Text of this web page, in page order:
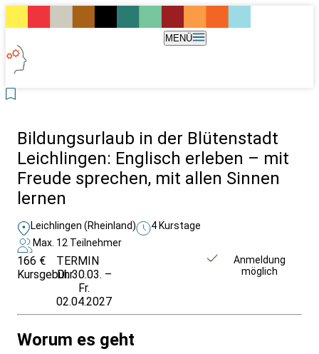
MENÜ
Bildungsurlaub in der Blütenstadt
Leichlingen: Englisch erleben – mit
Freude sprechen, mit allen Sinnen
lernen
Leichlingen (Rheinland)
4 Kurstage
Max. 12 Teilnehmer
166 €
Kursgebühr
TERMIN
Di. 30.03. –
Fr.
02.04.2027
Anmeldung
möglich
Worum es geht